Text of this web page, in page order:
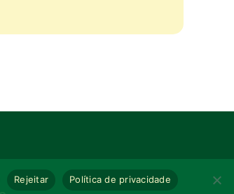
Rejeitar Política de privacidade